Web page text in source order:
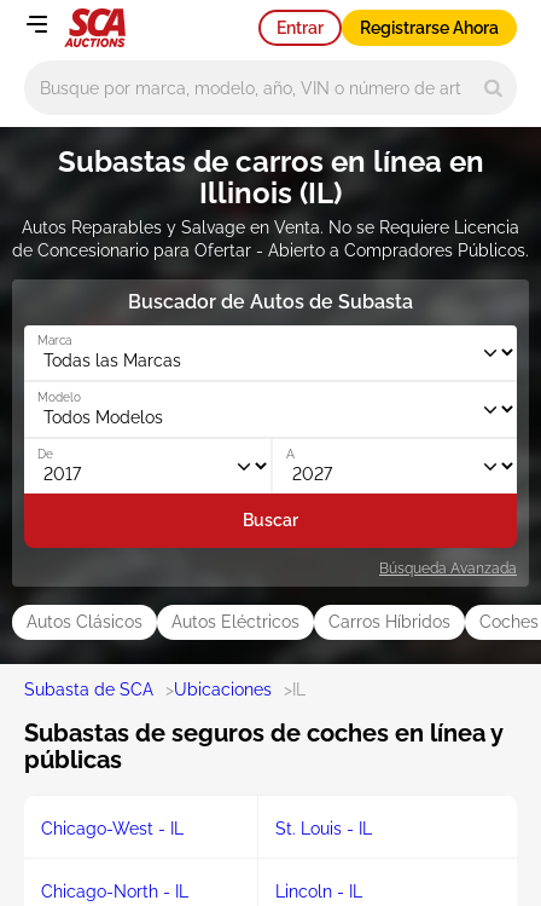
Entrar Registrarse Ahora
Subastas de carros en línea en
Illinois (IL)
Autos Reparables y Salvage en Venta. No se Requiere Licencia
de Concesionario para Ofertar - Abierto a Compradores Públicos.
Buscador de Autos de Subasta
Marca
Modelo
De A
Buscar
Búsqueda Avanzada
Autos Clásicos Autos Eléctricos Carros Híbridos
Subasta de SCA >Ubicaciones >
Subastas de seguros de coches en línea y
públicas
Chicago-West - IL St. Louis - IL
Chicago-North - IL Lincoln - IL